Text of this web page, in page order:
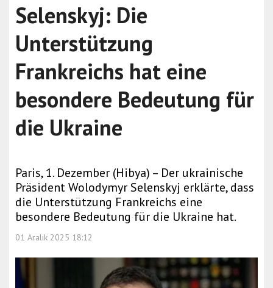
Selenskyj: Die
Unterstützung
Frankreichs hat eine
besondere Bedeutung für
die Ukraine
Paris, 1. Dezember (Hibya) – Der ukrainische
Präsident Wolodymyr Selenskyj erklärte, dass
die Unterstützung Frankreichs eine
besondere Bedeutung für die Ukraine hat.
01 Aralık 2025 18:12